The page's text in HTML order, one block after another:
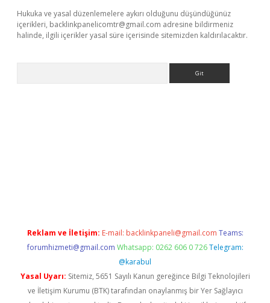
Hukuka ve yasal düzenlemelere aykırı olduğunu düşündüğünüz
içerikleri, backlinkpanelicomtr@gmail.com adresine bildirmeniz
halinde, ilgili içerikler yasal süre içerisinde sitemizden kaldırılacaktır.
Reklam ve İletişim: E-mail: backlinkpaneli@gmail.com Teams:
forumhizmeti@gmail.com Whatsapp: 0262 606 0 726 Telegram:
@karabul
Yasal Uyarı: Sitemiz, 5651 Sayılı Kanun gereğince Bilgi Teknolojileri
ve İletişim Kurumu (BTK) tarafından onaylanmış bir Yer Sağlayıcı